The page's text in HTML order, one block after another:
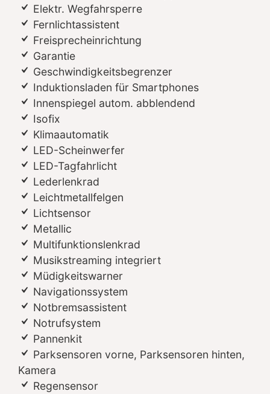
Elektr. Wegfahrsperre
Fernlichtassistent
Freisprecheinrichtung
Garantie
Geschwindigkeitsbegrenzer
Induktionsladen für Smartphones
Innenspiegel autom. abblendend
Isofix
Klimaautomatik
LED-Scheinwerfer
LED-Tagfahrlicht
Lederlenkrad
Leichtmetallfelgen
Lichtsensor
Metallic
Multifunktionslenkrad
Musikstreaming integriert
Müdigkeitswarner
Navigationssystem
Notbremsassistent
Notrufsystem
Pannenkit
Parksensoren vorne, Parksensoren hinten,
Kamera
Regensensor